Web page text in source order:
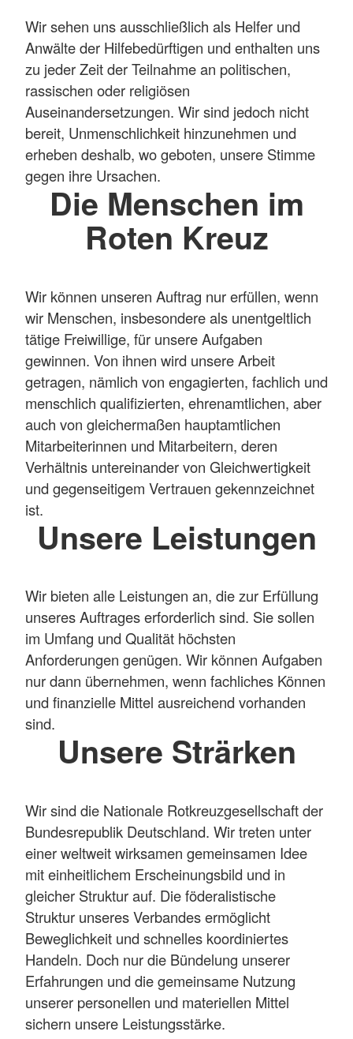
Wir sehen uns ausschließlich als Helfer und
Anwälte der Hilfebedürftigen und enthalten uns
zu jeder Zeit der Teilnahme an politischen,
rassischen oder religiösen
Auseinandersetzungen. Wir sind jedoch nicht
bereit, Unmenschlichkeit hinzunehmen und
erheben deshalb, wo geboten, unsere Stimme
gegen ihre Ursachen.
Die Menschen im
Roten Kreuz
Wir können unseren Auftrag nur erfüllen, wenn
wir Menschen, insbesondere als unentgeltlich
tätige Freiwillige, für unsere Aufgaben
gewinnen. Von ihnen wird unsere Arbeit
getragen, nämlich von engagierten, fachlich und
menschlich qualifizierten, ehrenamtlichen, aber
auch von gleichermaßen hauptamtlichen
Mitarbeiterinnen und Mitarbeitern, deren
Verhältnis untereinander von Gleichwertigkeit
und gegenseitigem Vertrauen gekennzeichnet
ist.
Unsere Leistungen
Wir bieten alle Leistungen an, die zur Erfüllung
unseres Auftrages erforderlich sind. Sie sollen
im Umfang und Qualität höchsten
Anforderungen genügen. Wir können Aufgaben
nur dann übernehmen, wenn fachliches Können
und finanzielle Mittel ausreichend vorhanden
sind.
Unsere Strärken
Wir sind die Nationale Rotkreuzgesellschaft der
Bundesrepublik Deutschland. Wir treten unter
einer weltweit wirksamen gemeinsamen Idee
mit einheitlichem Erscheinungsbild und in
gleicher Struktur auf. Die föderalistische
Struktur unseres Verbandes ermöglicht
Beweglichkeit und schnelles koordiniertes
Handeln. Doch nur die Bündelung unserer
Erfahrungen und die gemeinsame Nutzung
unserer personellen und materiellen Mittel
sichern unsere Leistungsstärke.